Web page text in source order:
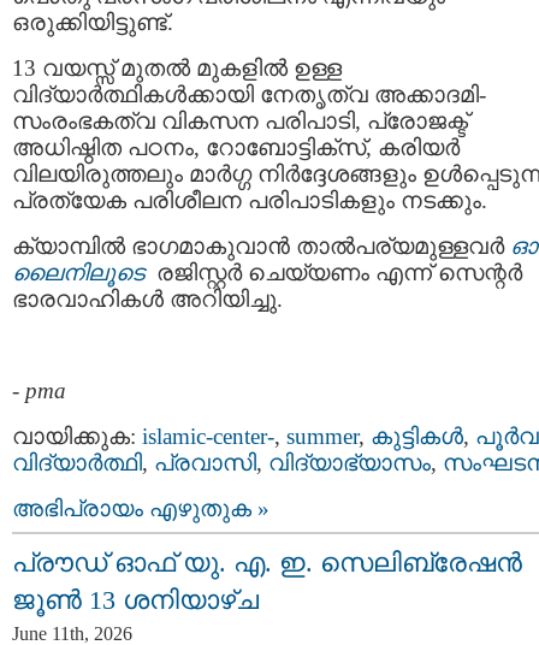
ഒരുക്കിയിട്ടുണ്ട്.
13 വയസ്സ് മുതൽ മുകളിൽ ഉള്ള
വിദ്യാർത്ഥികൾക്കായി നേതൃത്വ അക്കാദമി-
സംരംഭകത്വ വികസന പരിപാടി, പ്രോജക്ട്
അധിഷ്ഠിത പഠനം, റോബോട്ടിക്സ്, കരിയർ
വിലയിരുത്തലും മാർഗ്ഗ നിർദ്ദേശങ്ങളും
പ്രത്യേക പരിശീലന പരിപാടികളും നടക്കും.
ക്യാമ്പിൽ ഭാഗമാകുവാൻ താൽപര്യമുള്ളവർ
ലൈനിലൂടെരജിസ്റ്റർ ചെയ്യണം എന്ന് സെന്റർ
ഭാരവാഹികൾ അറിയിച്ചു.
- pma
വായിക്കുക: islamic-center-, summer, കുട്ടികള്‍, പൂര്‍വ
വിദ്യാര്‍ത്ഥി, പ്രവാസി, വിദ്യാഭ്യാസം,
അഭിപ്രായം എഴുതുക »
പ്രൗഡ് ഓഫ് യു. എ. ഇ. സെലിബ്രേഷൻ
ജൂൺ 13 ശനിയാഴ്ച
June 11th, 2026